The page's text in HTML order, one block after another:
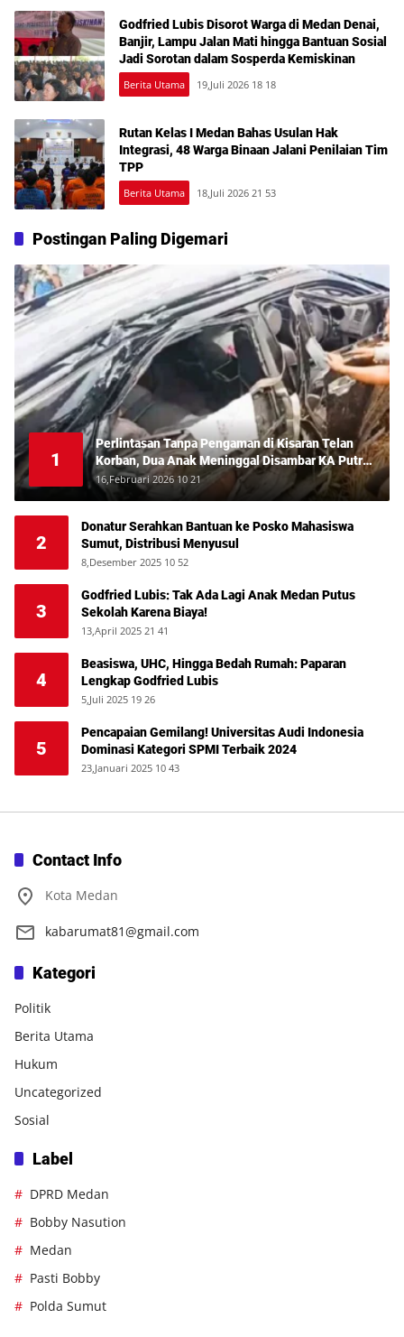
Godfried Lubis Disorot Warga di Medan Denai,
Banjir, Lampu Jalan Mati hingga Bantuan Sosial
Jadi Sorotan dalam Sosperda Kemiskinan
Berita Utama 19,Juli 2026 18 18
Rutan Kelas I Medan Bahas Usulan Hak
Integrasi, 48 Warga Binaan Jalani Penilaian Tim
TPP
Berita Utama 18,Juli 2026 21 53
Postingan Paling Digemari
1
Perlintasan Tanpa Pengaman di Kisaran Telan
Korban, Dua Anak Meninggal Disambar KA Putri
Deli
16,Februari 2026 10 21
2
Donatur Serahkan Bantuan ke Posko Mahasiswa
Sumut, Distribusi Menyusul
8,Desember 2025 10 52
3
Godfried Lubis: Tak Ada Lagi Anak Medan Putus
Sekolah Karena Biaya!
13,April 2025 21 41
4
Beasiswa, UHC, Hingga Bedah Rumah: Paparan
Lengkap Godfried Lubis
5,Juli 2025 19 26
5
Pencapaian Gemilang! Universitas Audi Indonesia
Dominasi Kategori SPMI Terbaik 2024
23,Januari 2025 10 43
Contact Info
Kota Medan
kabarumat81@gmail.com
Kategori
Politik
Berita Utama
Hukum
Uncategorized
Sosial
Label
DPRD Medan
Bobby Nasution
Medan
Pasti Bobby
Polda Sumut